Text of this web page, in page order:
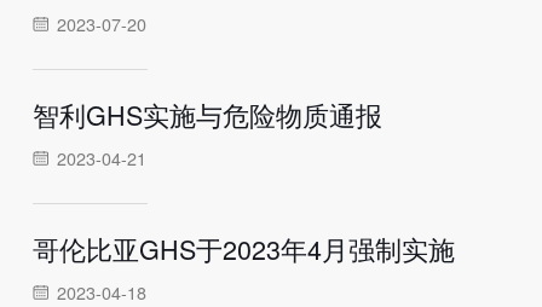
2023-07-20
智利GHS实施与危险物质通报
2023-04-21
哥伦比亚GHS于2023年4月强制实施
2023-04-18